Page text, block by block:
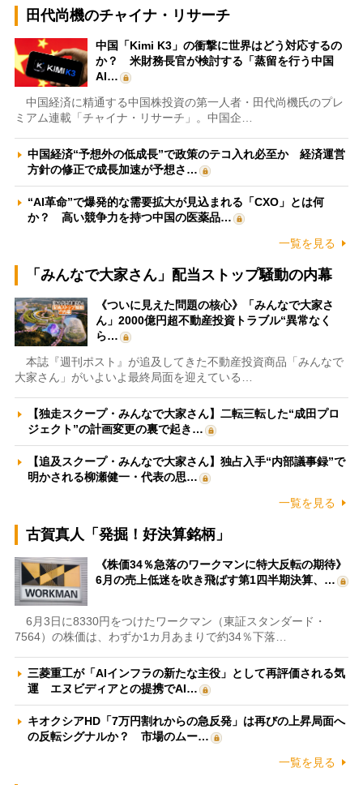
田代尚機のチャイナ・リサーチ
中国「Kimi K3」の衝撃に世界はどう対応するの
か？ 米財務長官が検討する「蒸留を行う中国
AI…
中国経済に精通する中国株投資の第一人者・田代尚機氏のプレ
ミアム連載「チャイナ・リサーチ」。中国企…
中国経済“予想外の低成長”で政策のテコ入れ必至か 経済運営
方針の修正で成長加速が予想さ…
“AI革命”で爆発的な需要拡大が見込まれる「CXO」とは何
か？ 高い競争力を持つ中国の医薬品…
一覧を見る
「みんなで大家さん」配当ストップ騒動の内幕
《ついに見えた問題の核心》「みんなで大家さ
ん」2000億円超不動産投資トラブル“異常なく
ら…
本誌『週刊ポスト』が追及してきた不動産投資商品「みんなで
大家さん」がいよいよ最終局面を迎えている…
【独走スクープ・みんなで大家さん】二転三転した“成田プロ
ジェクト”の計画変更の裏で起き…
【追及スクープ・みんなで大家さん】独占入手“内部議事録”で
明かされる柳瀬健一・代表の思…
一覧を見る
古賀真人「発掘！好決算銘柄」
《株価34％急落のワークマンに特大反転の期待》
6月の売上低迷を吹き飛ばす第1四半期決算、…
6月3日に8330円をつけたワークマン（東証スタンダード・
7564）の株価は、わずか1カ月あまりで約34％下落…
三菱重工が「AIインフラの新たな主役」として再評価される気
運 エヌビディアとの提携でAI…
キオクシアHD「7万円割れからの急反発」は再びの上昇局面へ
の反転シグナルか？ 市場のムー…
一覧を見る